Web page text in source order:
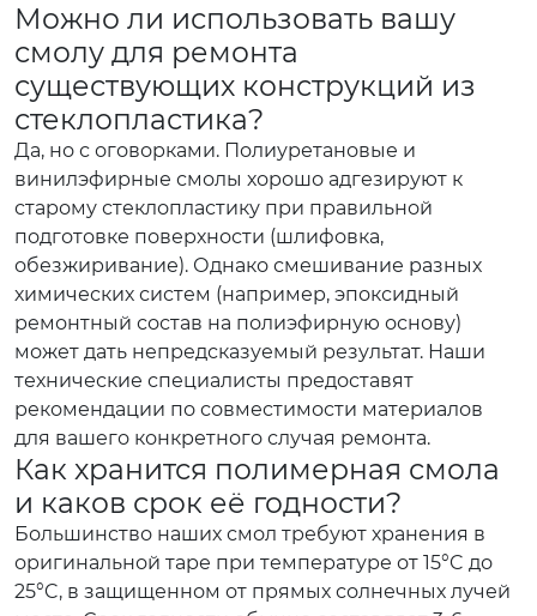
Можно ли использовать вашу
смолу для ремонта
существующих конструкций из
стеклопластика?
Да, но с оговорками. Полиуретановые и
винилэфирные смолы хорошо адгезируют к
старому стеклопластику при правильной
подготовке поверхности (шлифовка,
обезжиривание). Однако смешивание разных
химических систем (например, эпоксидный
ремонтный состав на полиэфирную основу)
может дать непредсказуемый результат. Наши
технические специалисты предоставят
рекомендации по совместимости материалов
для вашего конкретного случая ремонта.
Как хранится полимерная смола
и каков срок её годности?
Большинство наших смол требуют хранения в
оригинальной таре при температуре от 15°C до
25°C, в защищенном от прямых солнечных лучей